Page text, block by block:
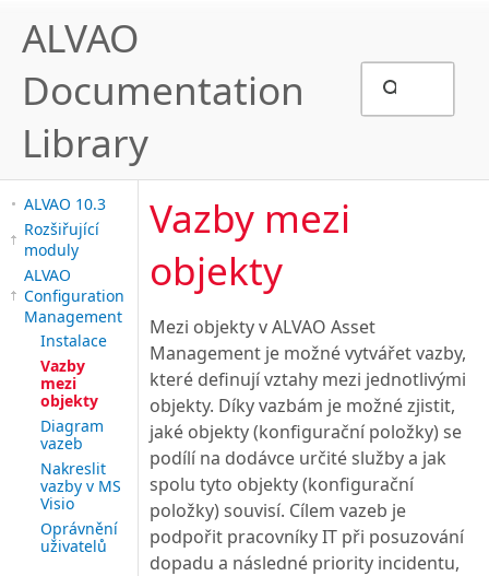
ALVAO
Documentation
Library
ALVAO 10.3
Rozšiřující
moduly
ALVAO
Configuration
Management
Instalace
Vazby
mezi
objekty
Diagram
vazeb
Nakreslit
vazby v MS
Visio
Oprávnění
uživatelů
Vazby mezi
objekty
Mezi objekty v ALVAO Asset
Management je možné vytvářet vazby,
které definují vztahy mezi jednotlivými
objekty. Díky vazbám je možné zjistit,
jaké objekty (konfigurační položky) se
podílí na dodávce určité služby a jak
spolu tyto objekty (konfigurační
položky) souvisí. Cílem vazeb je
podpořit pracovníky IT při posuzování
dopadu a následné priority incidentu,